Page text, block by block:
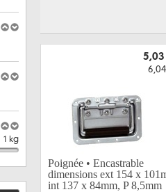
Poignée • Encastrable
dimensions ext 154 x
int 137 x 84mm, P 8,5mm
1 kg